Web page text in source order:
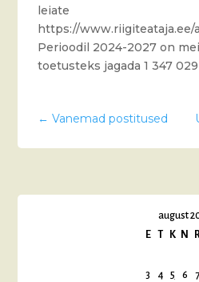
leiate
https://www.riigiteataja.ee/
Perioodil 2024-2027 on
toetusteks jagada 1 347
←Vanemad postitused
august
E
T K N R
3
4 5 6 7